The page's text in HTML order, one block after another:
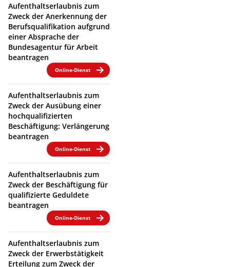
Aufenthaltserlaubnis zum
Zweck der Anerkennung der
Berufsqualifikation aufgrund
einer Absprache der
Bundesagentur für Arbeit
beantragen
Online-Dienst
Aufenthaltserlaubnis zum
Zweck der Ausübung einer
hochqualifizierten
Beschäftigung: Verlängerung
beantragen
Online-Dienst
Aufenthaltserlaubnis zum
Zweck der Beschäftigung für
qualifizierte Geduldete
beantragen
Online-Dienst
Aufenthaltserlaubnis zum
Zweck der Erwerbstätigkeit
Erteilung zum Zweck der